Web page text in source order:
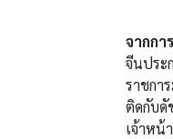
จากกา
จีนประ
ราชกา
ติดกับดั
เจ้าหน้